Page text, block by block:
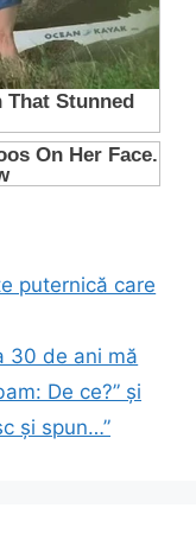
puternică care
30 de ani mă
De ce?” și
și spun…”